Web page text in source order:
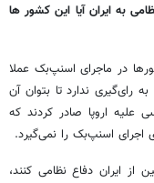
به ایران آیا این کشور ها
در ماجرای اسنپ‌بک عملا
به رای‌گیری ندارد تا بتوان آن
علیه اروپا صادر کردند که
اجرای اسنپ‌بک را نمی‌گیرد.
ایران دفاع نظامی کنند،